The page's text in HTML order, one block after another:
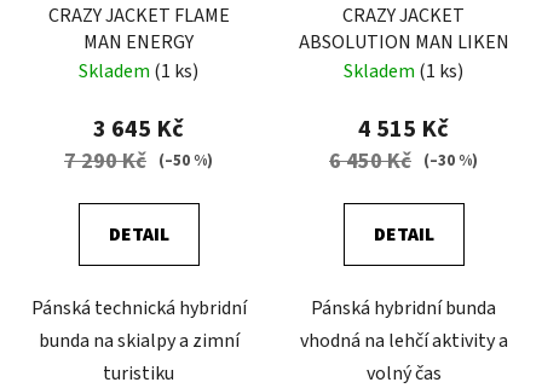
CRAZY JACKET FLAME
MAN ENERGY
Skladem (1 ks)
3 645 Kč
7 290 Kč (–50 %)
DETAIL
Pánská technická hybridní
bunda na skialpy a zimní
turistiku
CRAZY JACKET
ABSOLUTION MAN LIKEN
Skladem (1 ks)
4 515 Kč
6 450 Kč (–30 %)
DETAIL
Pánská hybridní bunda
vhodná na lehčí aktivity a
volný čas